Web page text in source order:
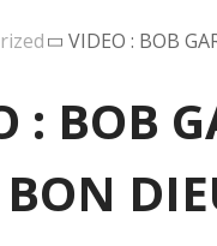
VIDEO : BOB
: BOB
BON